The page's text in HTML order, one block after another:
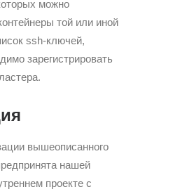
можно
той или иной
ssh-ключей,
зарегистрировать
вышеописанного
нашей
проекте с